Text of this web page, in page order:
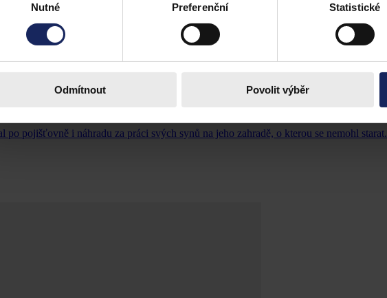
Nutné Preferenční Statistické
Odmítnout Povolit výběr
domácnost
po pojišťovně i náhradu za práci svých synů na jeho zahradě, o kterou se nemohl starat.